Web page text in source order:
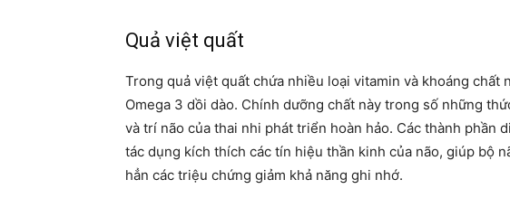
Quả việt quất
Trong quả việt quất chứa nhiều loại vitamin và khoáng chất
Omega 3 dồi dào. Chính dưỡng chất này trong số những
và trí não của thai nhi phát triển hoàn hảo. Các thành phần
tác dụng kích thích các tín hiệu thần kinh của não, giúp bộ
hẳn các triệu chứng giảm khả năng ghi nhớ.